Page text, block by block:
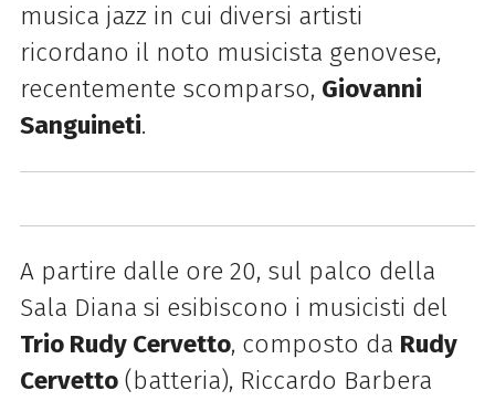
musica jazz in cui diversi artisti
ricordano il noto musicista genovese,
recentemente scomparso, Giovanni
Sanguineti.
A partire dalle ore 20, sul palco della
Sala Diana si esibiscono i musicisti del
Trio Rudy Cervetto, composto da Rudy
Cervetto(batteria), Riccardo Barbera